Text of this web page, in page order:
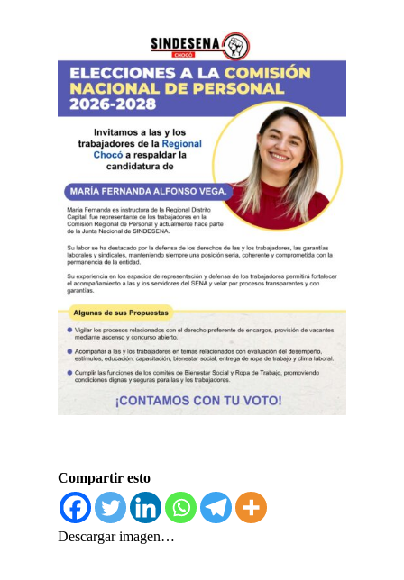
Compartir esto
Descargar imagen…